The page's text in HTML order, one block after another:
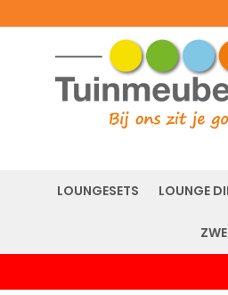
LOUNGESETS LOUNGE